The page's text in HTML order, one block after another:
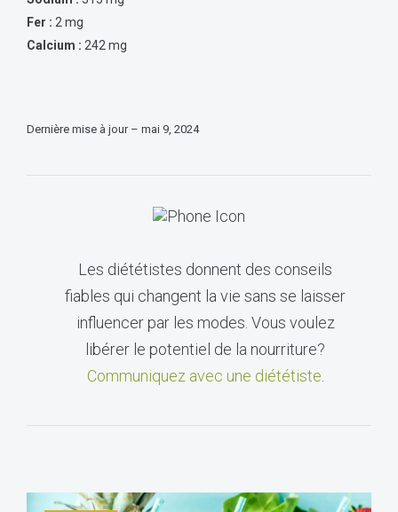
Fer : 2 mg
Calcium : 242 mg
Dernière mise à jour – mai 9, 2024
Les diététistes donnent des conseils
fiables qui changent la vie sans se laisser
influencer par les modes. Vous voulez
libérer le potentiel de la nourriture?
Communiquez avec une diététiste